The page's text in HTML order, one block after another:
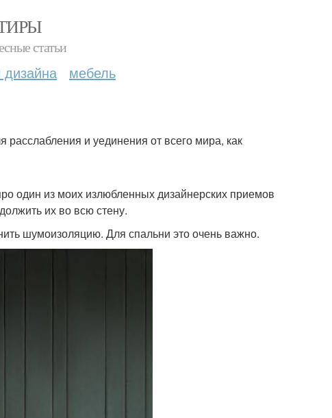
статьи
дизайна мебель
и уединения от всего мира, как
один из моих излюбленных дизайнерских приемов
их во всю стену.
шумоизоляцию. Для спальни это очень важно.